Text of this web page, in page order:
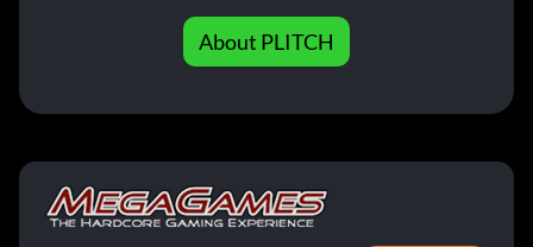
About PLITCH